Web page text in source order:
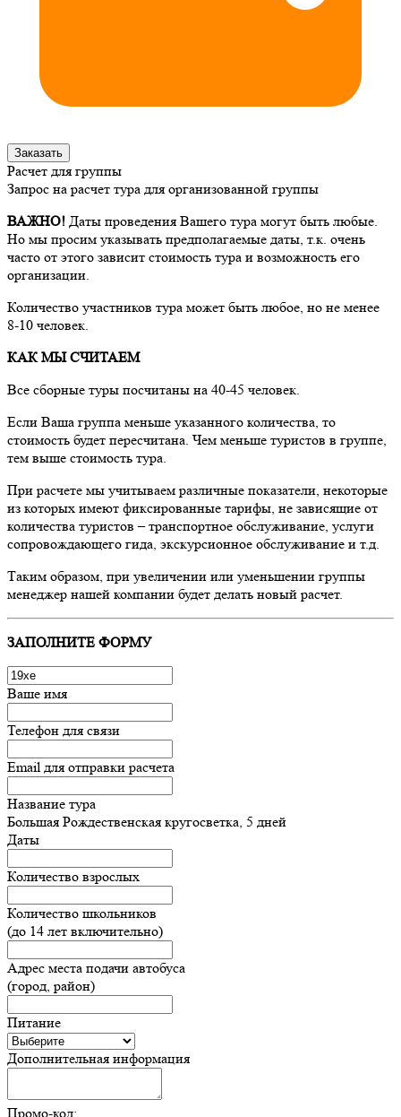
Заказать
Расчет для группы
Запрос на расчет тура для организованной группы
ВАЖНО! Даты проведения Вашего тура могут быть любые.
Но мы просим указывать предполагаемые даты, т.к. очень
часто от этого зависит стоимость тура и возможность его
организации.
Количество участников тура может быть любое, но не менее
8-10 человек.
КАК МЫ СЧИТАЕМ
Все сборные туры посчитаны на 40-45 человек.
Если Ваша группа меньше указанного количества, то
стоимость будет пересчитана. Чем меньше туристов в группе,
тем выше стоимость тура.
При расчете мы учитываем различные показатели, некоторые
из которых имеют фиксированные тарифы, не зависящие от
количества туристов – транспортное обслуживание, услуги
сопровождающего гида, экскурсионное обслуживание и т.д.
Таким образом, при увеличении или уменьшении группы
менеджер нашей компании будет делать новый расчет.
ЗАПОЛНИТЕ ФОРМУ
Ваше имя
Телефон для связи
Email для отправки расчета
Название тура
Большая Рождественская кругосветка, 5 дней
Даты
Количество взрослых
Количество школьников
(до 14 лет включительно)
Адрес места подачи автобуса
(город, район)
Питание
Дополнительная информация
Промо-код: